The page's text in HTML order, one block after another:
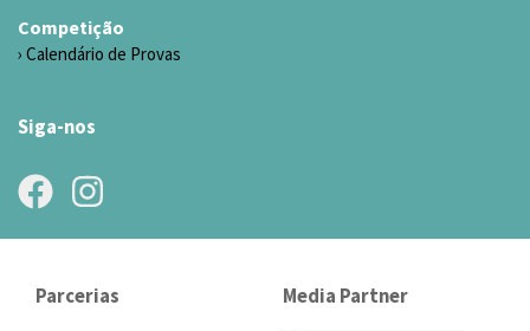
Competição
Calendário de Provas
Siga-nos
Parcerias Media Partner